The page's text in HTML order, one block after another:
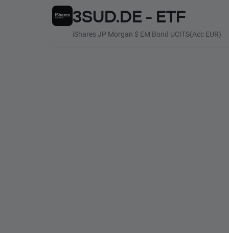
3SUD.DE - ETF
iShares JP Morgan $ EM Bond UCITS(Acc EUR)